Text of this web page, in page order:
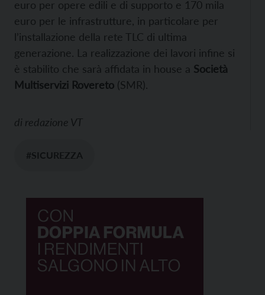
euro per opere edili e di supporto e 170 mila
euro per le infrastrutture, in particolare per
l’installazione della rete TLC di ultima
generazione. La realizzazione dei lavori infine si
è stabilito che sarà affidata in house a Società
Multiservizi Rovereto (SMR).
di redazione VT
#SICUREZZA